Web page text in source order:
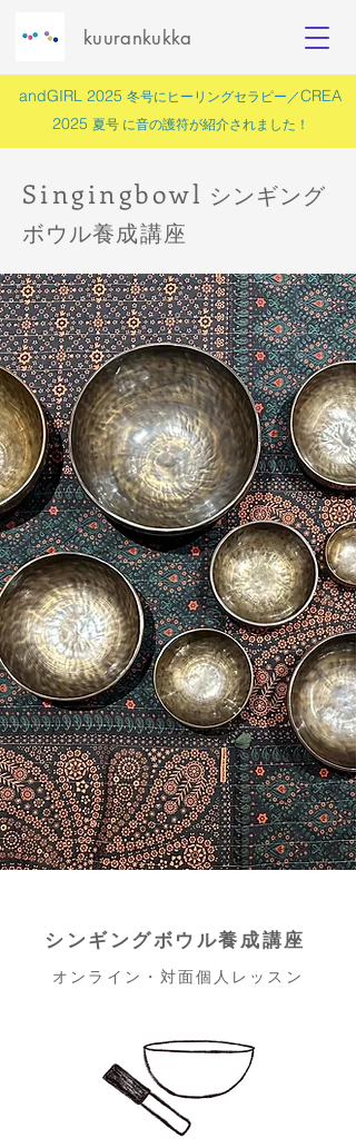
andGIRL 2025 冬号にヒーリングセラピー／CREA
2025 夏号 に音の護符が紹介されました！
kuurankukka
Singingbowl シンギング
ボウル養成講座
シンギングボウル養成講座
オンライン・対面個人レッスン